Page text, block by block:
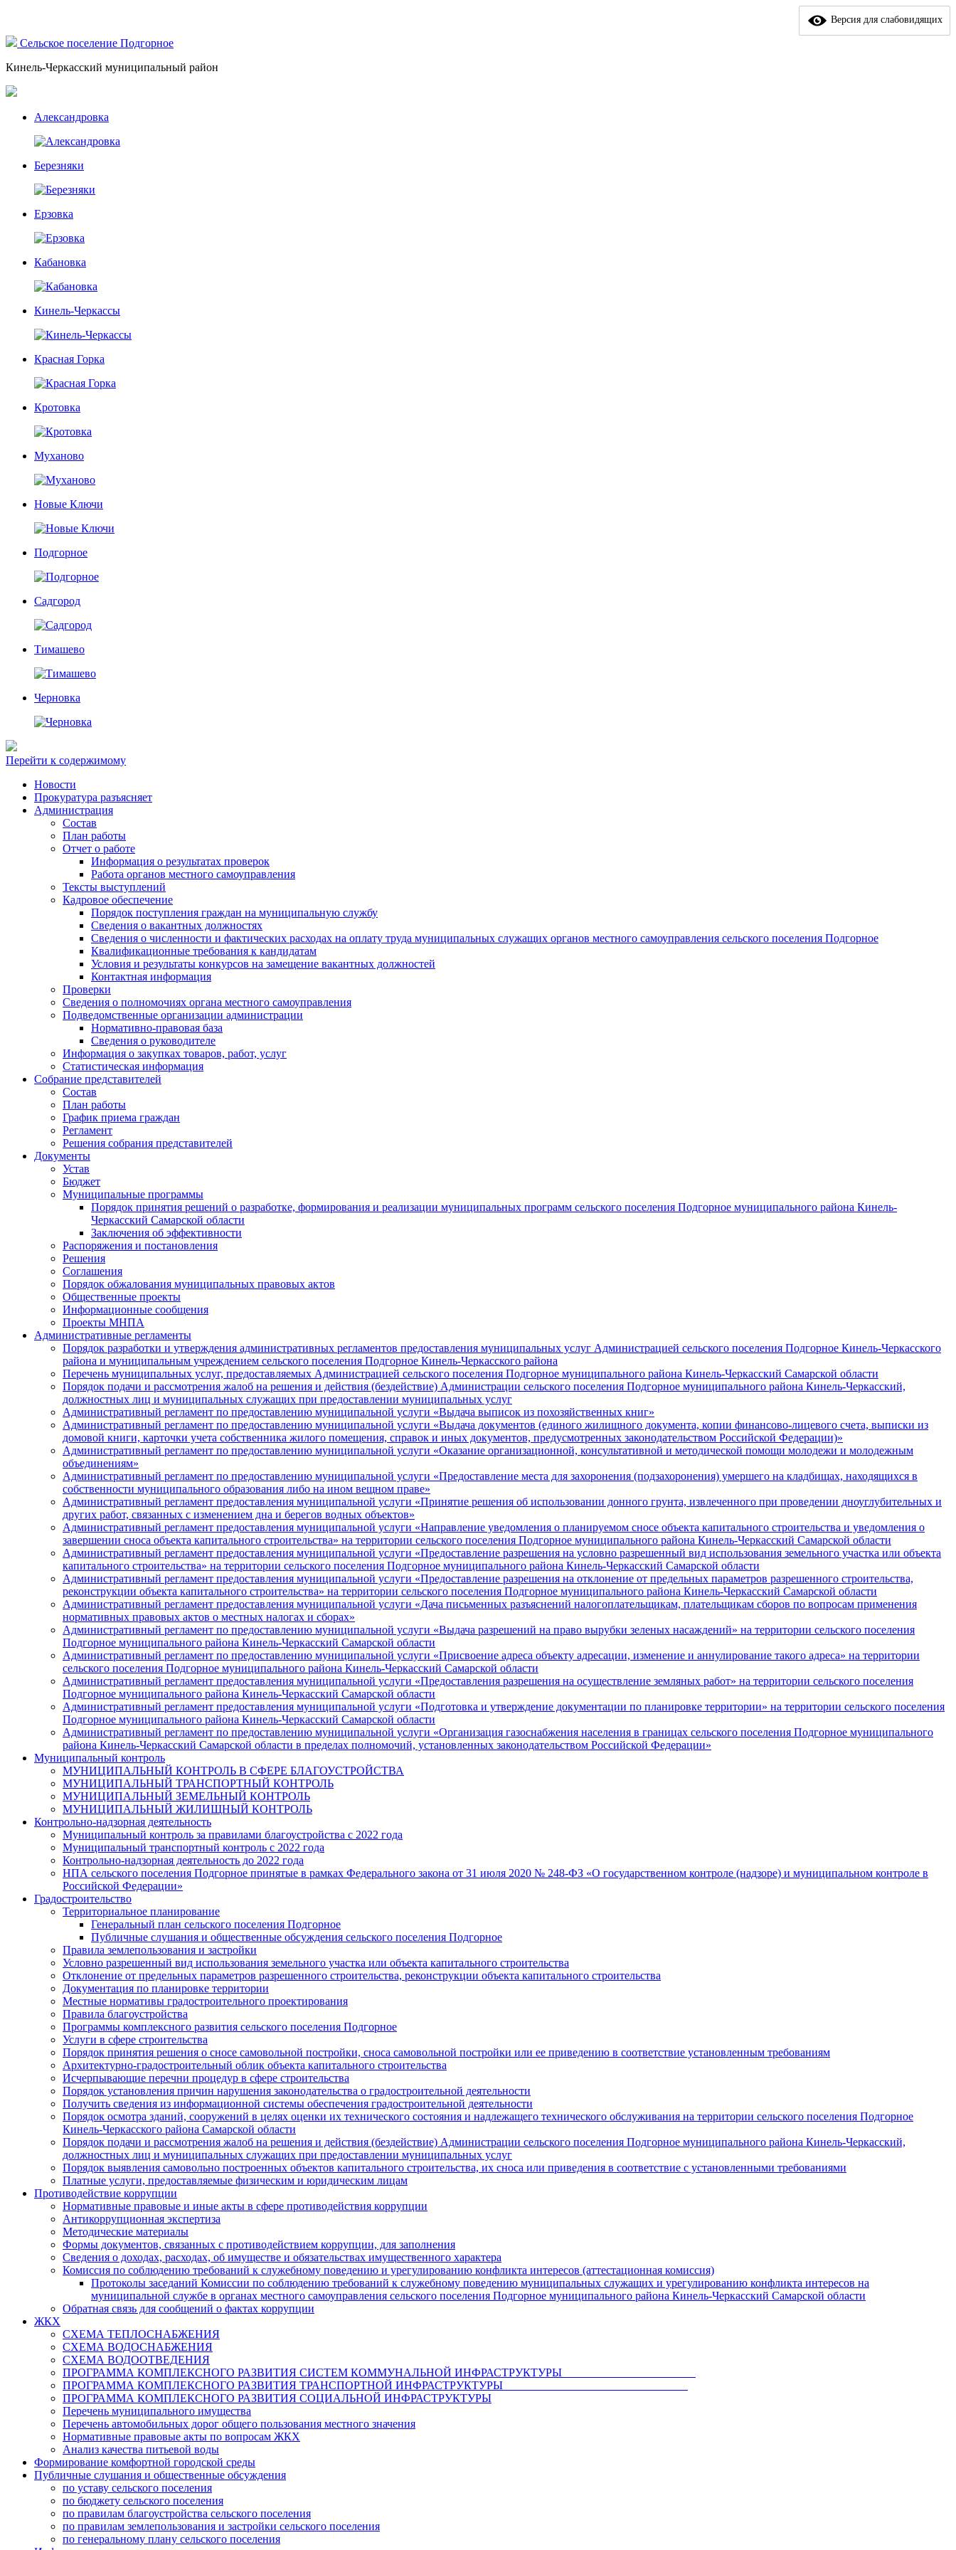
Версия для слабовидящих
Сельское поселение Подгорное
Кинель-Черкасский муниципальный район
Александровка
Березняки
Ерзовка
Кабановка
Кинель-Черкассы
Красная Горка
Кротовка
Муханово
Новые Ключи
Подгорное
Садгород
Тимашево
Черновка
Перейти к содержимому
Новости
Прокуратура разъясняет
Администрация
Состав
План работы
Отчет о работе
Информация о результатах проверок
Работа органов местного самоуправления
Тексты выступлений
Кадровое обеспечение
Порядок поступления граждан на муниципальную службу
Сведения о вакантных должностях
Сведения о численности и фактических расходах на оплату труда муниципальных служащих органов местного самоуправления сельского поселения Подгорное
Квалификационные требования к кандидатам
Условия и результаты конкурсов на замещение вакантных должностей
Контактная информация
Проверки
Сведения о полномочиях органа местного самоуправления
Подведомственные организации администрации
Нормативно-правовая база
Сведения о руководителе
Информация о закупках товаров, работ, услуг
Статистическая информация
Собрание представителей
Состав
План работы
График приема граждан
Регламент
Решения собрания представителей
Документы
Устав
Бюджет
Муниципальные программы
Порядок принятия решений о разработке, формирования и реализации муниципальных программ сельского поселения Подгорное муниципального района Кинель-
Черкасский Самарской области
Заключения об эффективности
Распоряжения и постановления
Решения
Соглашения
Порядок обжалования муниципальных правовых актов
Общественные проекты
Информационные сообщения
Проекты МНПА
Административные регламенты
Порядок разработки и утверждения административных регламентов предоставления муниципальных услуг Администрацией сельского поселения Подгорное Кинель-Черкасского
района и муниципальным учреждением сельского поселения Подгорное Кинель-Черкасского района
Перечень муниципальных услуг, предоставляемых Администрацией сельского поселения Подгорное муниципального района Кинель-Черкасский Самарской области
Порядок подачи и рассмотрения жалоб на решения и действия (бездействие) Администрации сельского поселения Подгорное муниципального района Кинель-Черкасский,
должностных лиц и муниципальных служащих при предоставлении муниципальных услуг
Административный регламент по предоставлению муниципальной услуги «Выдача выписок из похозяйственных книг»
Административный регламент по предоставлению муниципальной услуги «Выдача документов (единого жилищного документа, копии финансово-лицевого счета, выписки из
домовой книги, карточки учета собственника жилого помещения, справок и иных документов, предусмотренных законодательством Российской Федерации)»
Административный регламент по предоставлению муниципальной услуги «Оказание организационной, консультативной и методической помощи молодежи и молодежным
объединениям»
Административный регламент по предоставлению муниципальной услуги «Предоставление места для захоронения (подзахоронения) умершего на кладбищах, находящихся в
собственности муниципального образования либо на ином вещном праве»
Административный регламент предоставления муниципальной услуги «Принятие решения об использовании донного грунта, извлеченного при проведении дноуглубительных и
других работ, связанных с изменением дна и берегов водных объектов»
Административный регламент предоставления муниципальной услуги «Направление уведомления о планируемом сносе объекта капитального строительства и уведомления о
завершении сноса объекта капитального строительства» на территории сельского поселения Подгорное муниципального района Кинель-Черкасский Самарской области
Административный регламент предоставления муниципальной услуги «Предоставление разрешения на условно разрешенный вид использования земельного участка или объекта
капитального строительства» на территории сельского поселения Подгорное муниципального района Кинель-Черкасский Самарской области
Административный регламент предоставления муниципальной услуги «Предоставление разрешения на отклонение от предельных параметров разрешенного строительства,
реконструкции объекта капитального строительства» на территории сельского поселения Подгорное муниципального района Кинель-Черкасский Самарской области
Административный регламент предоставления муниципальной услуги «Дача письменных разъяснений налогоплательщикам, плательщикам сборов по вопросам применения
нормативных правовых актов о местных налогах и сборах»
Административный регламент по предоставлению муниципальной услуги «Выдача разрешений на право вырубки зеленых насаждений» на территории сельского поселения
Подгорное муниципального района Кинель-Черкасский Самарской области
Административный регламент по предоставлению муниципальной услуги «Присвоение адреса объекту адресации, изменение и аннулирование такого адреса» на территории
сельского поселения Подгорное муниципального района Кинель-Черкасский Самарской области
Административный регламент предоставления муниципальной услуги «Предоставления разрешения на осуществление земляных работ» на территории сельского поселения
Подгорное муниципального района Кинель-Черкасский Самарской области
Административный регламент предоставления муниципальной услуги «Подготовка и утверждение документации по планировке территории» на территории сельского поселения
Подгорное муниципального района Кинель-Черкасский Самарской области
Административный регламент по предоставлению муниципальной услуги «Организация газоснабжения населения в границах сельского поселения Подгорное муниципального
района Кинель-Черкасский Самарской области в пределах полномочий, установленных законодательством Российской Федерации»
Муниципальный контроль
МУНИЦИПАЛЬНЫЙ КОНТРОЛЬ В СФЕРЕ БЛАГОУСТРОЙСТВА
МУНИЦИПАЛЬНЫЙ ТРАНСПОРТНЫЙ КОНТРОЛЬ
МУНИЦИПАЛЬНЫЙ ЗЕМЕЛЬНЫЙ КОНТРОЛЬ
МУНИЦИПАЛЬНЫЙ ЖИЛИЩНЫЙ КОНТРОЛЬ
Контрольно-надзорная деятельность
Муниципальный контроль за правилами благоустройства с 2022 года
Муниципальный транспортный контроль с 2022 года
Контрольно-надзорная деятельность до 2022 года
НПА сельского поселения Подгорное принятые в рамках Федерального закона от 31 июля 2020 № 248-ФЗ «О государственном контроле (надзоре) и муниципальном контроле в
Российской Федерации»
Градостроительство
Территориальное планирование
Генеральный план сельского поселения Подгорное
Публичные слушания и общественные обсуждения сельского поселения Подгорное
Правила землепользования и застройки
Условно разрешенный вид использования земельного участка или объекта капитального строительства
Отклонение от предельных параметров разрешенного строительства, реконструкции объекта капитального строительства
Документация по планировке территории
Местные нормативы градостроительного проектирования
Правила благоустройства
Программы комплексного развития сельского поселения Подгорное
Услуги в сфере строительства
Порядок принятия решения о сносе самовольной постройки, сноса самовольной постройки или ее приведению в соответствие установленным требованиям
Архитектурно-градостроительный облик объекта капитального строительства
Исчерпывающие перечни процедур в сфере строительства
Порядок установления причин нарушения законодательства о градостроительной деятельности
Получить сведения из информационной системы обеспечения градостроительной деятельности
Порядок осмотра зданий, сооружений в целях оценки их технического состояния и надлежащего технического обслуживания на территории сельского поселения Подгорное
Кинель-Черкасского района Самарской области
Порядок подачи и рассмотрения жалоб на решения и действия (бездействие) Администрации сельского поселения Подгорное муниципального района Кинель-Черкасский,
должностных лиц и муниципальных служащих при предоставлении муниципальных услуг
Порядок выявления самовольно построенных объектов капитального строительства, их сноса или приведения в соответствие с установленными требованиями
Платные услуги, предоставляемые физическим и юридическим лицам
Противодействие коррупции
Нормативные правовые и иные акты в сфере противодействия коррупции
Антикоррупционная экспертиза
Методические материалы
Формы документов, связанных с противодействием коррупции, для заполнения
Сведения о доходах, расходах, об имуществе и обязательствах имущественного характера
Комиссия по соблюдению требований к служебному поведению и урегулированию конфликта интересов (аттестационная комиссия)
Протоколы заседаний Комиссии по соблюдению требований к служебному поведению муниципальных служащих и урегулированию конфликта интересов на
муниципальной службе в органах местного самоуправления сельского поселения Подгорное муниципального района Кинель-Черкасский Самарской области
Обратная связь для сообщений о фактах коррупции
ЖКХ
СХЕМА ТЕПЛОСНАБЖЕНИЯ
СХЕМА ВОДОСНАБЖЕНИЯ
СХЕМА ВОДООТВЕДЕНИЯ
ПРОГРАММА КОМПЛЕКСНОГО РАЗВИТИЯ СИСТЕМ КОММУНАЛЬНОЙ ИНФРАСТРУКТУРЫ
ПРОГРАММА КОМПЛЕКСНОГО РАЗВИТИЯ ТРАНСПОРТНОЙ ИНФРАСТРУКТУРЫ
ПРОГРАММА КОМПЛЕКСНОГО РАЗВИТИЯ СОЦИАЛЬНОЙ ИНФРАСТРУКТУРЫ
Перечень муниципального имущества
Перечень автомобильных дорог общего пользования местного значения
Нормативные правовые акты по вопросам ЖКХ
Анализ качества питьевой воды
Формирование комфортной городской среды
Публичные слушания и общественные обсуждения
по уставу сельского поселения
по бюджету сельского поселения
по правилам благоустройства сельского поселения
по правилам землепользования и застройки сельского поселения
по генеральному плану сельского поселения